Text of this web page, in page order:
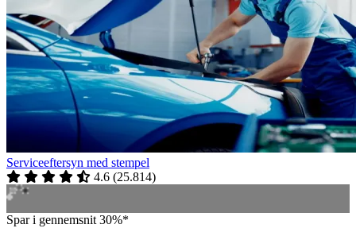
Serviceeftersyn med stempel
4.6 (25.814)
Spar i gennemsnit 30%*